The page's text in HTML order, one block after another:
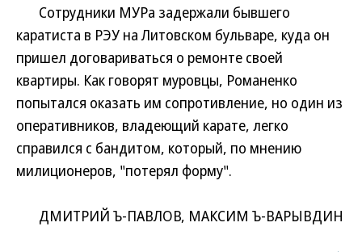
Сотрудники МУРа задержали бывшего
каратиста в РЭУ на Литовском бульваре, куда он
пришел договариваться о ремонте своей
квартиры. Как говорят муровцы, Романенко
попытался оказать им сопротивление, но один из
оперативников, владеющий карате, легко
справился с бандитом, который, по мнению
милиционеров, "потерял форму".
ДМИТРИЙ Ъ-ПАВЛОВ, МАКСИМ Ъ-ВАРЫВДИН